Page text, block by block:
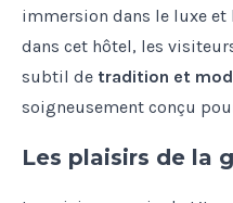
immersion dans le luxe
dans cet hôtel, les
subtil de tradition et
soigneusement conçu
Les plaisirs de la